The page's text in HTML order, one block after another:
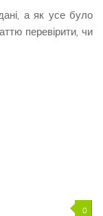
а як усе було
перевірити, чи
0